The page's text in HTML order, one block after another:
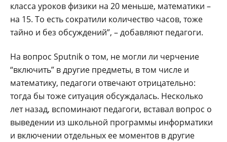
класса уроков физики на 20 меньше, математики –
на 15. То есть сократили количество часов, тоже
тайно и без обсуждений”, – добавляют педагоги.
На вопрос Sputnik о том, не могли ли черчение
“включить” в другие предметы, в том числе и
математику, педагоги отвечают отрицательно:
тогда бы тоже ситуация обсуждалась. Несколько
лет назад, вспоминают педагоги, вставал вопрос о
выведении из школьной программы информатики
и включении отдельных ее моментов в другие